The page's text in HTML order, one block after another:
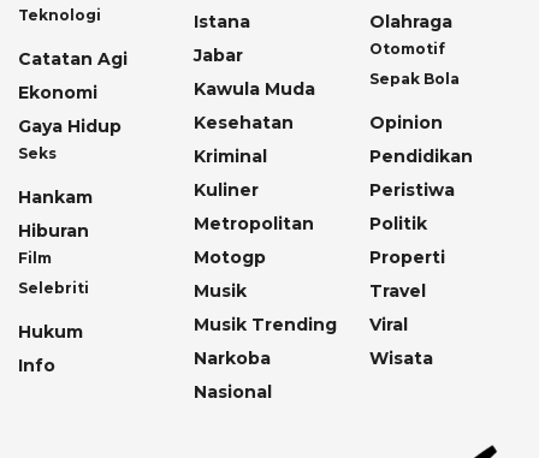
Teknologi
Catatan Agi
Ekonomi
Gaya Hidup
Seks
Hankam
Hiburan
Film
Selebriti
Hukum
Info
Istana
Jabar
Kawula Muda
Kesehatan
Kriminal
Kuliner
Metropolitan
Motogp
Musik
Musik Trending
Narkoba
Nasional
Olahraga
Otomotif
Sepak Bola
Opinion
Pendidikan
Peristiwa
Politik
Properti
Travel
Viral
Wisata